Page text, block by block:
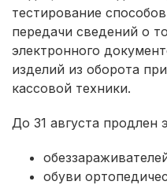
тестирование
передачи сведений о
электронного
изделий из оборота
кассовой техники.
До 31 августа продлен
обуви